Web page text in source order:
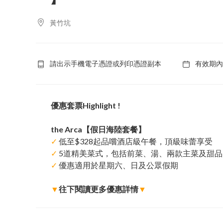
黃竹坑
請出示手機電子憑證或列印憑證副本 有效期
優惠套票Highlight !
the Arca【假日海陸套餐】
✓ 低至$328起品嚐酒店級午餐，頂級味蕾享受
✓ 5道精美菜式，包括前菜、湯、兩款主菜及甜品
✓ 優惠適用於星期六、日及公眾假期
▼往下閱讀更多優惠詳情▼